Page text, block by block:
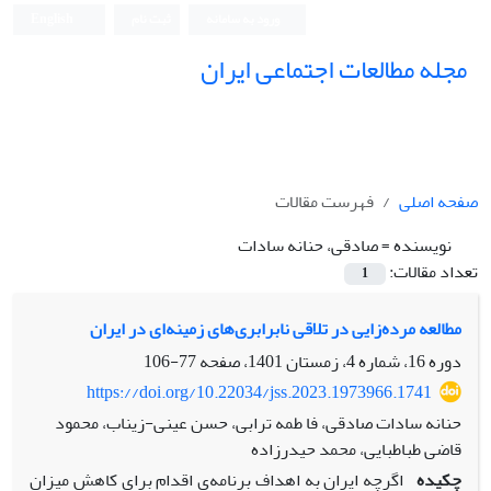
مجله مطالعات اجتماعی ایران
صفحه اصلی
فهرست مقالات
نویسنده =صادقی، حنانه سادات
تعداد مقالات:
1
مطالعه مرده‌زایی در تلاقی نابرابری‌های زمینه‌ای در ایران
دوره 16، شماره 4، زمستان 1401، صفحه
77-106
https://doi.org/10.22034/jss.2023.1973966.1741
حنانه سادات صادقی، فا طمه ترابی، حسن عینی-زیناب، محمود
قاضی طباطبایی، محمد حیدرزاده
چکیده اگرچه ایران به اهداف برنامه‌ی اقدام برای کاهش میزان